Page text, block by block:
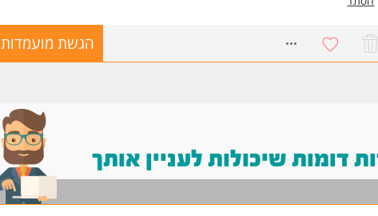
הגשת מועמדות
דומות שיכולות לעניין אותך